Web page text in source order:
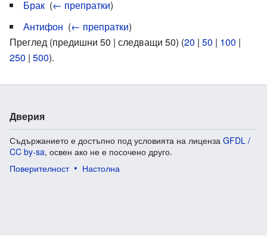
Брак (← препратки)
Антифон (← препратки)
Преглед (предишни 50 | следващи 50) (20 | 50 | 100 |
250 | 500).
Дверия
Съдържанието е достъпно под условията на лиценза GFDL /
CC by-sa, освен ако не е посочено друго.
Поверителност
Настолна